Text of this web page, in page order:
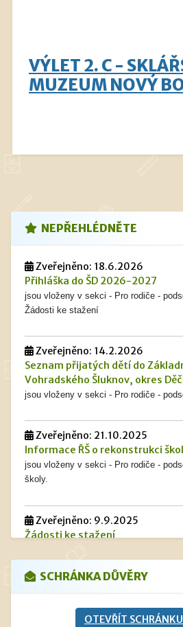
VÝLET 2. C -
MUZEUM NOVÝ
NEPŘEHLÉDNĚTE
Zveřejněno: 18.6.2026
Přihláška do ŠD 2026-2027
jsou vloženy v sekci - Pro rodiče -
Žádosti ke stažení
Zveřejněno: 14.2.2026
Seznam přijatých dětí do
Vohradského Šluknov, okres
jsou vloženy v sekci - Pro rodiče -
Zveřejněno: 21.10.2025
Informace ŘŠ o rekonstrukci
jsou vloženy v sekci - Pro rodiče -
školy.
Zveřejněno: 9.9.2025
Žádosti ke stažení
Zveřejněno: 13.5.2025
Navýšení cen stravného od 1. 9.
SCHRÁNKA DŮVĚRY
OTEVŘÍT